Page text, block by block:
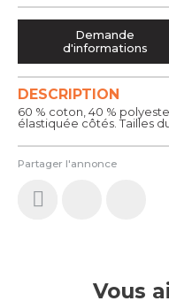
Partager l'annonce
DESCRIPTION
60 % coton, 40 %
élastiquée côtés. Tailles
Demande
d'informations
Vous